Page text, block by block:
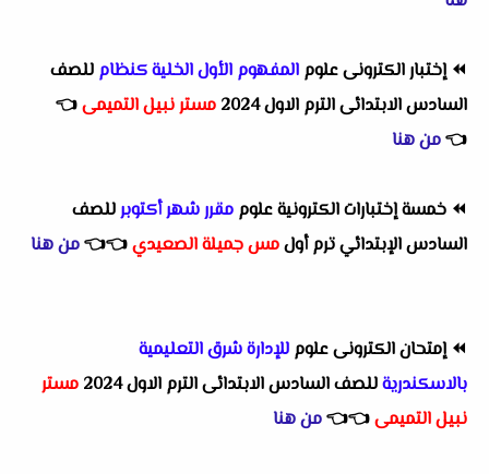
⏪إختبار الكترونى علوم المفهوم الأول الخلية كنظام للصف
السادس الابتدائى الترم الاول 2024
مستر نبيل التميمى👈
👈من هنا
⏪ خمسة إختبارات الكترونية علوم مقرر شهر أكتوبرللصف
السادس الإبتدائي ترم أولمس جميلة الصعيدي👈
👈من هنا
⏪إمتحان الكترونى علوم للإدارة شرق التعليمية
بالاسكندريةللصف السادس الابتدائى الترم الاول 2024
مستر
نبيل التميمى👈
👈من هنا